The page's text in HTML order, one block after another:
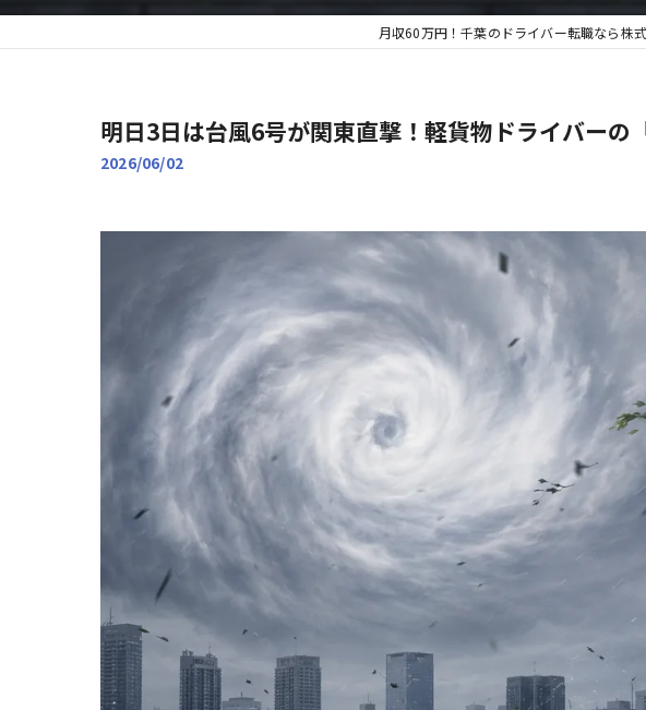
月収60万円！千葉のドライバー転職なら株
明日3日は台風6号が関東直撃！軽貨物ドライバーの
2026/06/02